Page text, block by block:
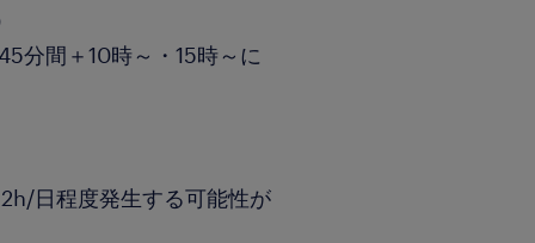
分間＋10時～・15時～に
日程度発生する可能性が